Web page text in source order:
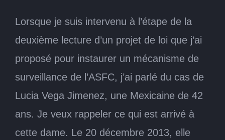
Lorsque je suis intervenu à l’étape de la
deuxième lecture d’un projet de loi que j’ai
proposé pour instaurer un mécanisme de
surveillance de l’ASFC, j’ai parlé du cas de
Lucia Vega Jimenez, une Mexicaine de 42
ans. Je veux rappeler ce qui est arrivé à
cette dame. Le 20 décembre 2013, elle